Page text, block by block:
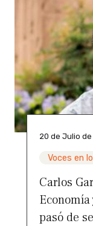
20 de Julio
Voces en
Carlos
pasó de